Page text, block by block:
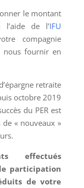
le montant
de l’IFU
compagnie
nous fournir en
retraite
octobre 2019
du PER est
« nouveaux »
effectués
participation
de votre